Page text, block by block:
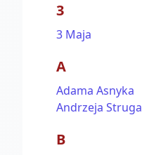
3
3 Maja
A
Adama Asnyka
Andrzeja Struga
B